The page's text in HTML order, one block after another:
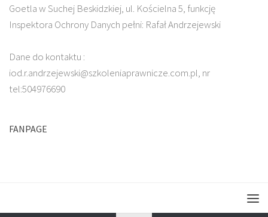
Goetla w Suchej Beskidzkiej, ul. Kościelna 5, funkcję
Inspektora Ochrony Danych pełni: Rafał Andrzejewski
Dane do kontaktu :
iod.r.andrzejewski@szkoleniaprawnicze.com.pl, nr
tel:504976690
FANPAGE